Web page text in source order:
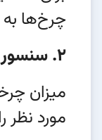
چرخ‌ها به
2. سنسور زاویه فرمان:
میزان
مورد